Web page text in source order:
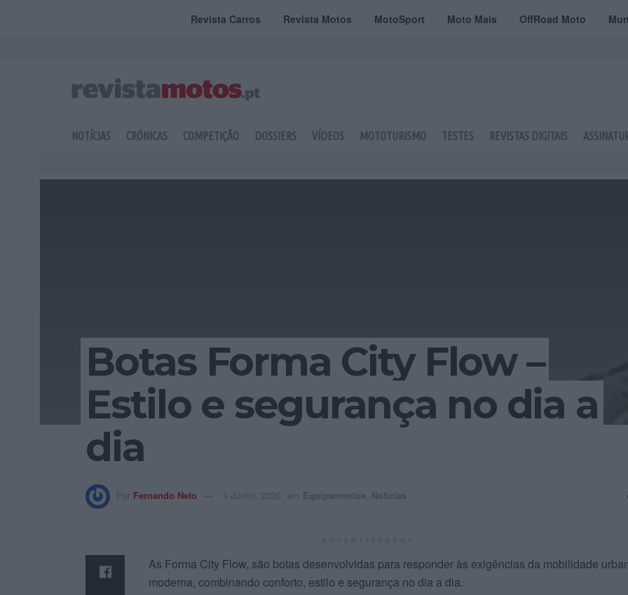
Revista Carros Revista Motos MotoSport Moto Mais OffRoad Moto
NOTÍCIAS CRÓNICAS COMPETIÇÃO DOSSIERS VÍDEOS MOTOTURISMO TESTES REVISTAS DIGITAIS
Botas Forma City Flow –
Estilo e segurança no dia a
dia
Por Fernando Neto 4 Junho, 2026 em Equipamentos Notícias
As Forma City Flow, são botas desenvolvidas para responder às exigências da mobilidade
moderna, combinando conforto, estilo e segurança no dia a dia.